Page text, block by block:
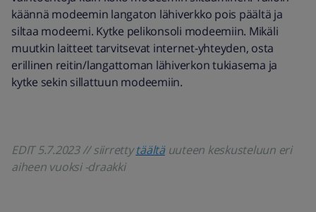
käännä modeemin langaton lähiverkko pois päältä ja
siltaa modeemi. Kytke pelikonsoli modeemiin. Mikäli
muutkin laitteet tarvitsevat internet-yhteyden, osta
erillinen reitin/langattoman lähiverkon tukiasema ja
kytke sekin sillattuun modeemiin.
EDIT 5.7.2023 // siirrettytäältäuuteen keskusteluun eri
aiheen vuoksi -draakki